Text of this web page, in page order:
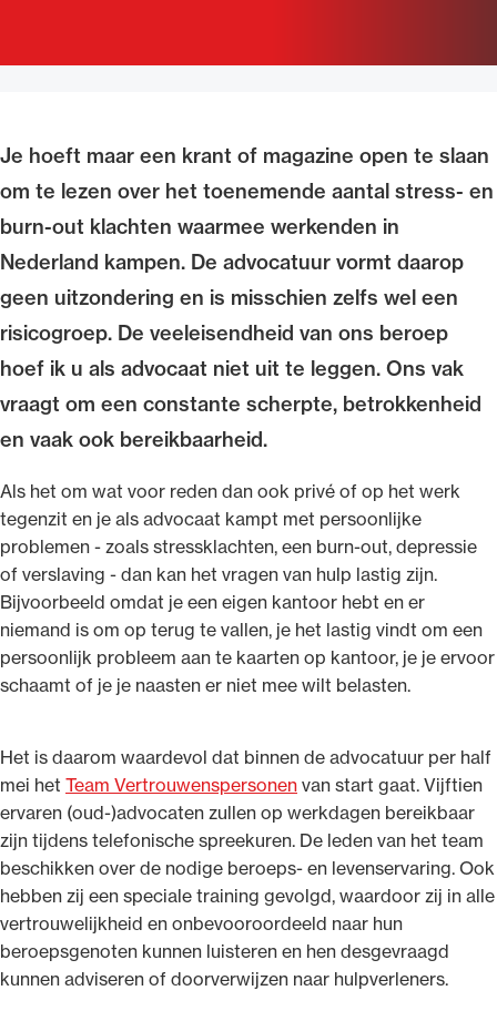
Je hoeft maar een krant of magazine open te slaan
om te lezen over het toenemende aantal stress- en
burn-out klachten waarmee werkenden in
Nederland kampen. De advocatuur vormt daarop
geen uitzondering en is misschien zelfs wel een
risicogroep. De veeleisendheid van ons beroep
hoef ik u als advocaat niet uit te leggen. Ons vak
vraagt om een constante scherpte, betrokkenheid
en vaak ook bereikbaarheid.
Als het om wat voor reden dan ook privé of op het werk
tegenzit en je als advocaat kampt met persoonlijke
problemen - zoals stressklachten, een burn-out, depressie
of verslaving - dan kan het vragen van hulp lastig zijn.
Bijvoorbeeld omdat je een eigen kantoor hebt en er
niemand is om op terug te vallen, je het lastig vindt om een
persoonlijk probleem aan te kaarten op kantoor, je je ervoor
schaamt of je je naasten er niet mee wilt belasten.
Het is daarom waardevol dat binnen de advocatuur per half
mei het Team Vertrouwenspersonen van start gaat. Vijftien
ervaren (oud-)advocaten zullen op werkdagen bereikbaar
zijn tijdens telefonische spreekuren. De leden van het team
beschikken over de nodige beroeps- en levenservaring. Ook
hebben zij een speciale training gevolgd, waardoor zij in alle
vertrouwelijkheid en onbevooroordeeld naar hun
beroepsgenoten kunnen luisteren en hen desgevraagd
kunnen adviseren of doorverwijzen naar hulpverleners.
Alle wet- en regelgeving voor de advocatuur.
Van de Advocatenwet tot de Verordening op
de advocatuur (Voda) en de Regeling op de
advocatuur (Roda).
Ondersteuning voor advocaten bij hun
beroepsuitoefening: van de advocatenpas tot
het rechtsgebiedenregister en